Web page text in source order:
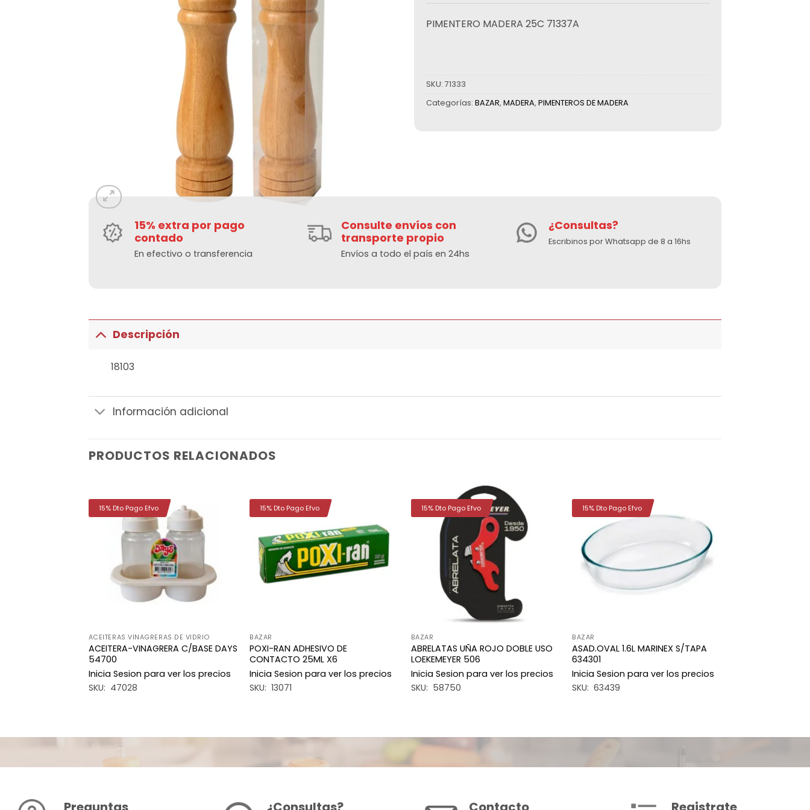
PIMENTERO MADERA 25C 71337A
SKU: 71333
Categorías: BAZAR, MADERA, PIMENTEROS DE MADERA
15% extra por pago
contado
En efectivo o transferencia
Consulte envíos con
transporte propio
Envíos a todo el país en 24hs
¿Consultas?
Escribinos por Whatsapp de 8 a 16hs
Descripción
18103
Información adicional
PRODUCTOS RELACIONADOS
lista de
deseos
ACEITERAS VINAGRERAS DE VIDRIO
ACEITERA-VINAGRERA C/BASE DAYS
54700
Inicia Sesion para ver los precios
SKU: 47028
15% Dto Pago Efvo
lista de
deseos
BAZAR
POXI-RAN ADHESIVO DE
CONTACTO 25ML X6
Inicia Sesion para ver los precios
SKU: 13071
15% Dto Pago Efvo
lista de
deseos
BAZAR
ABRELATAS UÑA ROJO DOBLE USO
LOEKEMEYER 506
Inicia Sesion para ver los precios
SKU: 58750
15% Dto Pago Efvo
a la
lista de
deseos
BAZAR
ASAD.OVAL 1.6L MARINEX S/TAPA
634301
Inicia Sesion para ver los precios
SKU: 63439
15% Dto Pago Efvo